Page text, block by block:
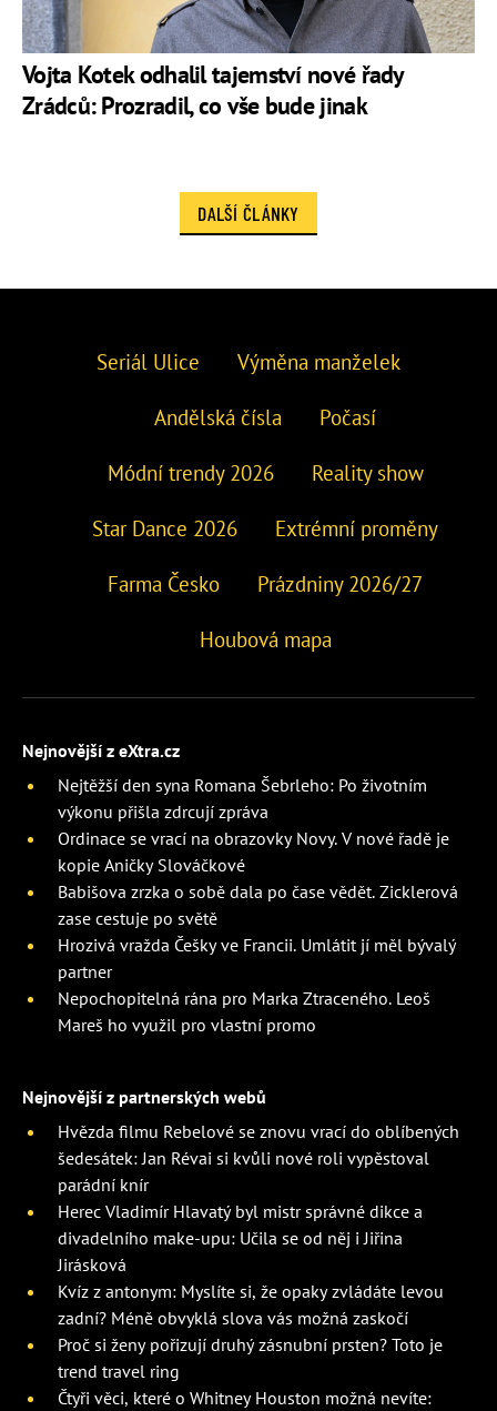
Vojta Kotek odhalil tajemství nové řady
Zrádců: Prozradil, co vše bude jinak
DALŠÍ ČLÁNKY
Seriál Ulice Výměna manželek
Andělská čísla Počasí
Módní trendy 2026 Reality show
Star Dance 2026 Extrémní proměny
Farma Česko Prázdniny 2026/27
Houbová mapa
Nejnovější z eXtra.cz
Nejtěžší den syna Romana Šebrleho: Po životním
výkonu přišla zdrcují zpráva
Ordinace se vrací na obrazovky Novy. V nové řadě je
kopie Aničky Slováčkové
Babišova zrzka o sobě dala po čase vědět. Zicklerová
zase cestuje po světě
Hrozivá vražda Češky ve Francii. Umlátit jí měl bývalý
partner
Nepochopitelná rána pro Marka Ztraceného. Leoš
Mareš ho využil pro vlastní promo
Nejnovější z partnerských webů
Hvězda filmu Rebelové se znovu vrací do oblíbených
šedesátek: Jan Révai si kvůli nové roli vypěstoval
parádní knír
Herec Vladimír Hlavatý byl mistr správné dikce a
divadelního make-upu: Učila se od něj i Jiřina
Jirásková
Kvíz z antonym: Myslíte si, že opaky zvládáte levou
zadní? Méně obvyklá slova vás možná zaskočí
Proč si ženy pořizují druhý zásnubní prsten? Toto je
trend travel ring
Čtyři věci, které o Whitney Houston možná nevíte: